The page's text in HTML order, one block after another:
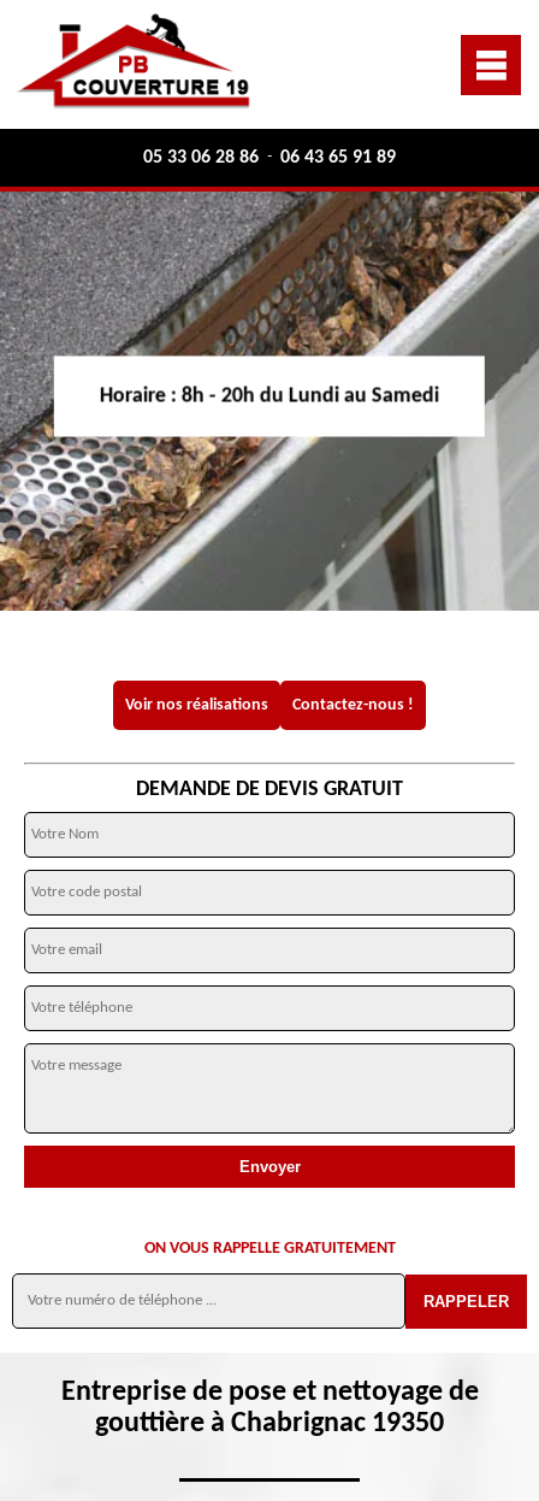
05 33 06 28 86 - 06 43 65 91 89
Horaire : 8h - 20h du Lundi au Samedi
Voir nos réalisations Contactez-nous !
DEMANDE DE DEVIS GRATUIT
ON VOUS RAPPELLE GRATUITEMENT
Entreprise de pose et nettoyage de
gouttière à Chabrignac 19350